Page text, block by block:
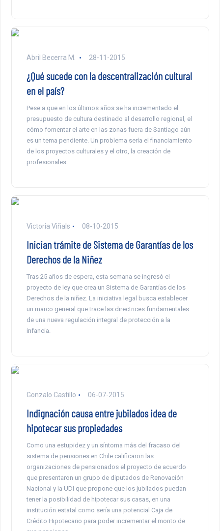
Abril Becerra M. 28-11-2015
¿Qué sucede con la descentralización cultural
en el país?
Pese a que en los últimos años se ha incrementado el
presupuesto de cultura destinado al desarrollo regional, el
cómo fomentar el arte en las zonas fuera de Santiago aún
es un tema pendiente. Un problema sería el financiamiento
de los proyectos culturales y el otro, la creación de
profesionales.
Victoria Viñals 08-10-2015
Inician trámite de Sistema de Garantías de los
Derechos de la Niñez
Tras 25 años de espera, esta semana se ingresó el
proyecto de ley que crea un Sistema de Garantías de los
Derechos de la niñez. La iniciativa legal busca establecer
un marco general que trace las directrices fundamentales
de una nueva regulación integral de protección a la
infancia.
Gonzalo Castillo 06-07-2015
Indignación causa entre jubilados idea de
hipotecar sus propiedades
Como una estupidez y un síntoma más del fracaso del
sistema de pensiones en Chile calificaron las
organizaciones de pensionados el proyecto de acuerdo
que presentaron un grupo de diputados de Renovación
Nacional y la UDI que propone que los jubilados puedan
tener la posibilidad de hipotecar sus casas, en una
institución estatal como sería una potencial Caja de
Crédito Hipotecario para poder incrementar el monto de